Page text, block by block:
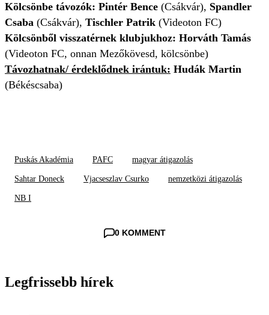
Kölcsönbe távozók: Pintér Bence (Csákvár), Spandler
Csaba (Csákvár), Tischler Patrik (Videoton FC)
Kölcsönből visszatérnek klubjukhoz: Horváth Tamás
(Videoton FC, onnan Mezőkövesd, kölcsönbe)
Távozhatnak/ érdeklődnek irántuk: Hudák Martin
(Békéscsaba)
Puskás Akadémia PAFC magyar átigazolás
Sahtar Doneck Vjacseszlav Csurko nemzetközi átigazolás
NB I
0 KOMMENT
Legfrissebb hírek